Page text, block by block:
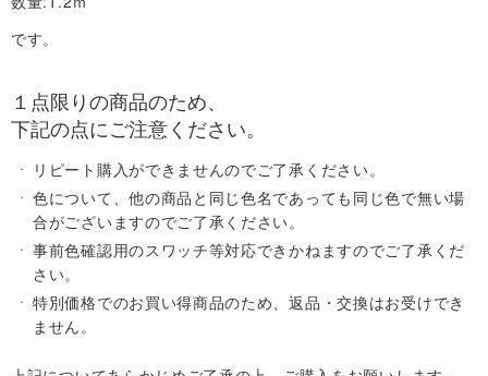
マ
プ
扱
です。
１点限りの商品のため、
下記の点にご注意ください。
リピート購入ができませんのでご了承ください。
色について、他の商品と同じ色名であっても同じ色で無い場
合がございますのでご了承ください。
事前色確認用のスワッチ等対応できかねますのでご了承くだ
さい。
特別価格でのお買い得商品のため、返品・交換はお受けでき
ません。